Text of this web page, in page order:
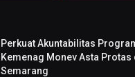
Perkuat Akuntabilitas
Kemenag Monev Asta Protas
Semarang